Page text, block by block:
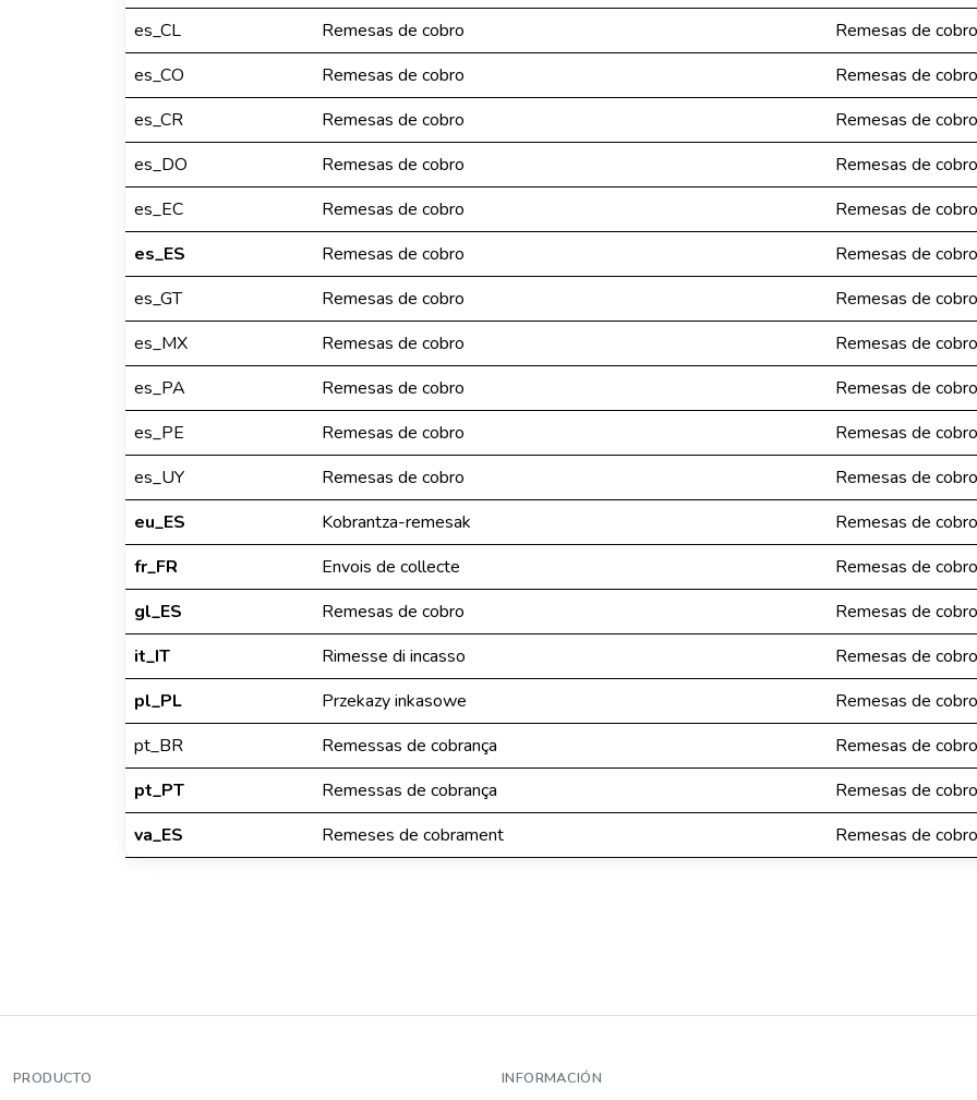
es_CL
Remesas de cobro
Remesas de cobro
es_CO
Remesas de cobro
Remesas de cobro
es_CR
Remesas de cobro
Remesas de cobro
es_DO
Remesas de cobro
Remesas de cobro
es_EC
Remesas de cobro
Remesas de cobro
es_ES
Remesas de cobro
Remesas de cobro
es_GT
Remesas de cobro
Remesas de cobro
es_MX
Remesas de cobro
Remesas de cobro
es_PA
Remesas de cobro
Remesas de cobro
es_PE
Remesas de cobro
Remesas de cobro
es_UY
Remesas de cobro
Remesas de cobro
eu_ES
Kobrantza-remesak
Remesas de cobro
fr_FR
Envois de collecte
Remesas de cobro
gl_ES
Remesas de cobro
Remesas de cobro
it_IT
Rimesse di incasso
Remesas de cobro
pl_PL
Przekazy inkasowe
Remesas de cobro
pt_BR
Remessas de cobrança
Remesas de cobro
pt_PT
Remessas de cobrança
Remesas de cobro
va_ES
Remeses de cobrament Remesas de cobro
PRODUCTO INFORMACIÓN